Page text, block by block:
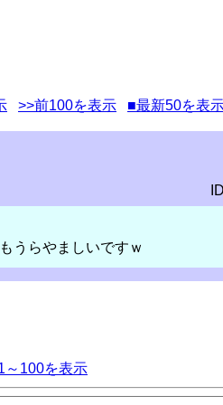
>>前100を表示 ■最新50を表
うらやましいですｗ
100を表示